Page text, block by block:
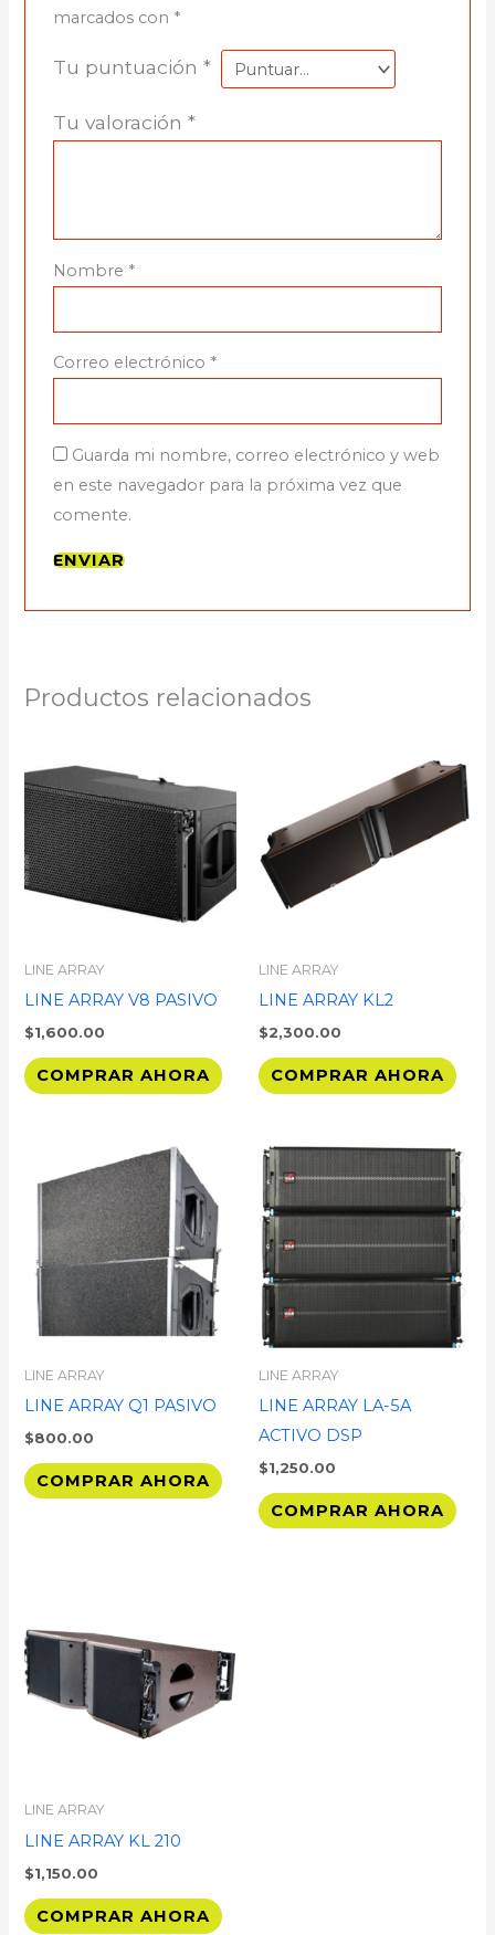
marcados con *
Tu puntuación *
Tu valoración *
Nombre *
Correo electrónico *
Guarda mi nombre, correo electrónico y web
en este navegador para la próxima vez que
comente.
Productos relacionados
LINE ARRAY
LINE ARRAY V8 PASIVO
$1,600.00
COMPRAR AHORA
LINE ARRAY
LINE ARRAY KL2
$2,300.00
COMPRAR AHORA
LINE ARRAY
LINE ARRAY Q1 PASIVO
$800.00
COMPRAR AHORA
LINE ARRAY
LINE ARRAY LA-5A
ACTIVO DSP
$1,250.00
COMPRAR AHORA
LINE ARRAY
LINE ARRAY KL 210
$1,150.00
COMPRAR AHORA